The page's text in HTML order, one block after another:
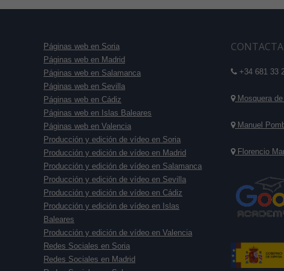
Páginas web en Soria
Páginas web en Madrid
Páginas web en Salamanca
Páginas web en Sevilla
Páginas web en Cádiz
Páginas web en Islas Baleares
Páginas web en Valencia
Producción y edición de vídeo en Soria
Producción y edición de vídeo en Madrid
Producción y edición de vídeo en Salamanca
Producción y edición de vídeo en Sevilla
Producción y edición de vídeo en Cádiz
Producción y edición de vídeo en Islas
Baleares
Producción y edición de vídeo en Valencia
Redes Sociales en Soria
Redes Sociales en Madrid
+34 681 33
Mosquera de
Manuel
Florencio